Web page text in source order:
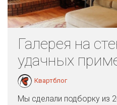
Галерея на
удачных
Квартблог
Мы сделали подборку из